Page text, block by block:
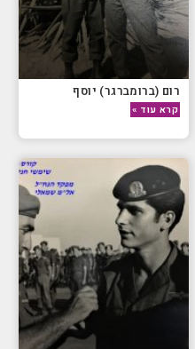
רום (ברומברגר) יוסף
קרא עוד »